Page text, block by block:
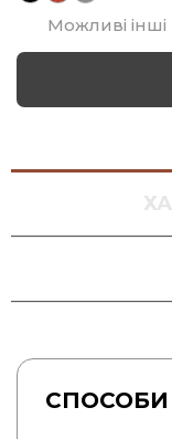
Можливі інші